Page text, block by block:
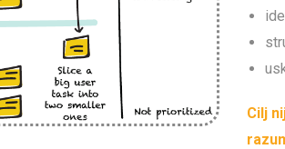
Cilj